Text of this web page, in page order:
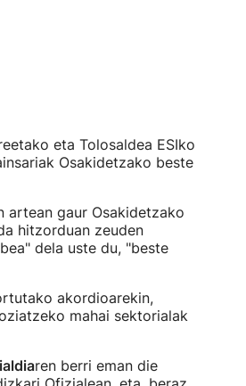
eta Tolosaldea ESIko
Osakidetzako beste
artean gaur Osakidetzako
hitzorduan zeuden
dela uste du, "beste
akordioarekin,
mahai sektorialak
ren berri eman die